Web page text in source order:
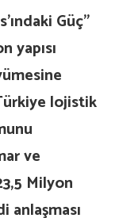
Güç”
yapısı
lojistik
ve
Milyon
anlaşması